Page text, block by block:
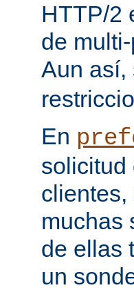
HTTP/2
de
Aun así,
En
solicitud
muchas
de ellas
un